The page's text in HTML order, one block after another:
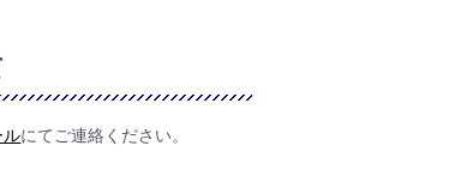
ルにてご連絡ください。